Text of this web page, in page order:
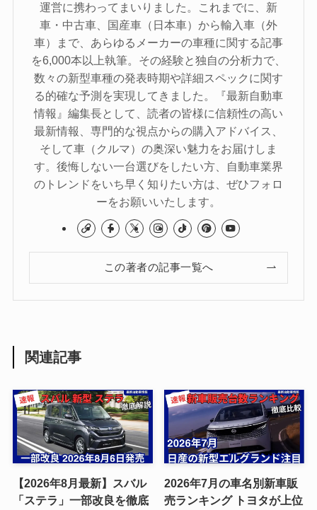
運営に携わってまいりました。これまでに、新
車・中古車、国産車（日本車）から輸入車（外
車）まで、あらゆるメーカーの車種に関する記事
を6,000本以上執筆。その経験と独自の分析力で、
数々の新型車種の発表時期や詳細スペックに関す
る的確な予測を実現してきました。『最新自動車
情報』編集長として、読者の皆様に信頼性の高い
最新情報、専門的な視点からの購入アドバイス、
そして車（クルマ）の奥深い魅力をお届けしま
す。後悔しない一台選びをしたい方、自動車業界
のトレンドをいち早く知りたい方は、ぜひフォロ
ーをお願いいたします。
この著者の記事一覧へ
関連記事
【2026年8月最新】スバル
「ステラ」一部改良を徹底
2026年7月の車名別新車販
売ランキング トヨタが上位